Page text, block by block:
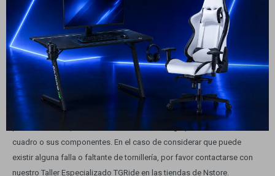
CAMBIOS. Los cambios inferiores son utilizados para las calles más
pronunciadas, mientras que los cambios superiores permiten mayor
velocidad.
MANTENIMIENTO
Realice una revisión regular de los elementos de fijación (tuercas,
pernos, tornillos). Preste atención si escucha golpes o vibraciones del
cuadro o sus componentes. En el caso de considerar que puede
existir alguna falla o faltante de tornillería, por favor contactarse con
nuestro Taller Especializado TGRide en las tiendas de Nstore.